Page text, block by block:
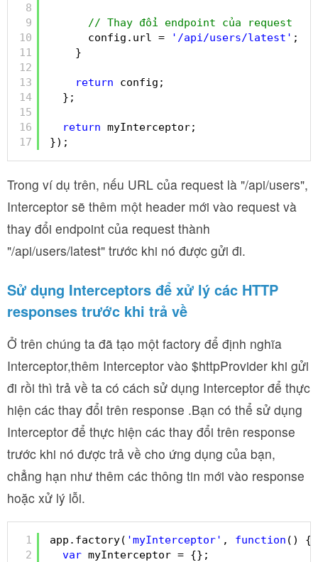
8
9
10
11
12
13
14
15
16
17
// Thay đổi endpoint của request
config.url =
'/api/users/latest' ;
}
return
config;
};
return myInterceptor;
});
Trong ví dụ trên, nếu URL của request là "/api/users",
Interceptor sẽ thêm một header mới vào request và
thay đổi endpoint của request thành
"/api/users/latest" trước khi nó được gửi đi.
Sử dụng Interceptors để xử lý các HTTP
responses trước khi trả về
Ở trên chúng ta đã tạo một factory để định nghĩa
Interceptor,thêm Interceptor vào $httpProvider khi gửi
đi rồi thì trả về ta có cách sử dụng Interceptor để thực
hiện các thay đổi trên response .Bạn có thể sử dụng
Interceptor để thực hiện các thay đổi trên response
trước khi nó được trả về cho ứng dụng của bạn,
chẳng hạn như thêm các thông tin mới vào response
hoặc xử lý lỗi.
1
2
app.factory( 'myInterceptor' , function () {
var myInterceptor = {};